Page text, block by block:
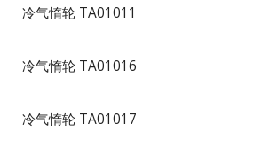
冷气惰轮 TA01011
冷气惰轮 TA01016
冷气惰轮 TA01017